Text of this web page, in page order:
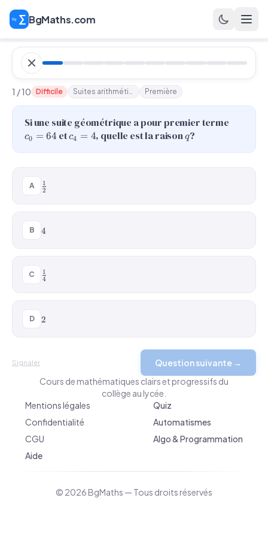
BgMaths.com
1 / 10 Difficile Suites arithmétiques et géométriques Première
Si une suite géométrique a pour premier terme
c0 = 64 etc_4
c4 = 4, quelle est la raisonq
q?
A
\frac{1}
{2}
2
1
B 4
4
C
\frac{1}
{4}
4
1
D 2
2
Signaler Question suivante →
BgMaths.com
Cours de mathématiques clairs et progressifs du
collège au lycée.
Mentions légales
Quiz
Confidentialité
Automatismes
CGU
Algo & Programmation
Aide
© 2026 BgMaths — Tous droits réservés